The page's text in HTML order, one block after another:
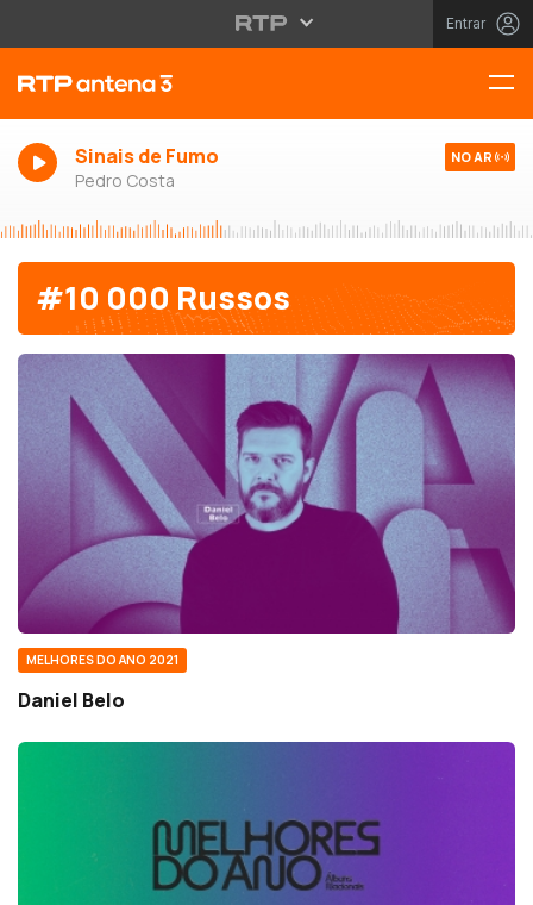
Entrar
Sinais de Fumo
Pedro Costa
NO AR
#10 000 Russos
MELHORES DO ANO 2021
Daniel Belo